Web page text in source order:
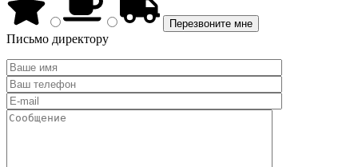
Письмо директору